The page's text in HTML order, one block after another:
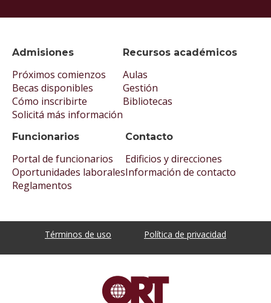
Admisiones
Próximos comienzos
Becas disponibles
Cómo inscribirte
Solicitá más información
Recursos académicos
Aulas
Gestión
Bibliotecas
Funcionarios
Portal de funcionarios
Oportunidades laborales
Reglamentos
Contacto
Edificios y direcciones
Información de contacto
Términos de uso Política de privacidad